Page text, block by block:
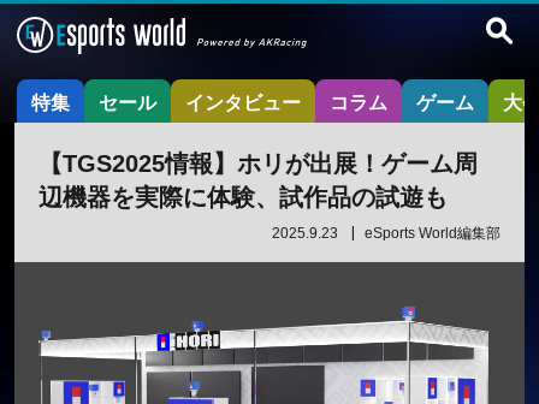
特集 セール インタビュー コラム ゲーム 大
【TGS2025情報】ホリが出展！ゲーム周
辺機器を実際に体験、試作品の試遊も
2025.9.23 eSports World編集部